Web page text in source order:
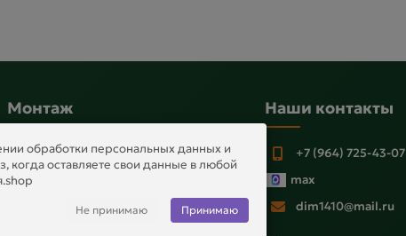
обработки персональных данных и
когда оставляете свои данные в любой
Не принимаю Принимаю
Монтаж
Профессиональный монтаж
Водосточные системы и софиты
Выбрать гибкую черепицу DÖCKE
Наши контакты
+7 (964) 725-43-07
max
dim1410@mail.ru